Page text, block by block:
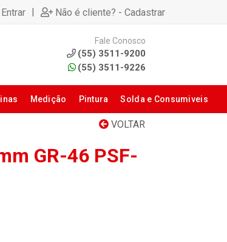
| Não é cliente? - Cadastrar
Fale Conosco
(55) 3511-9200
(55) 3511-9226
Medição Pintura Solda e Consumiveis
VOLTAR
GR-46 PSF-